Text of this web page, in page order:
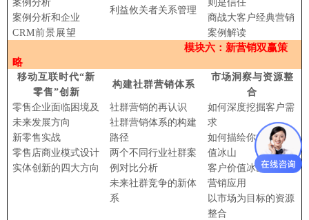
案例分析
案例分析和企业
CRM前景展望
利益攸关者关系管理
则是信任
商战大客户经典营销
案例解读
模块六：新营销双赢策
略
移动互联时代“新
零售”创新
构建社群营销体系
市场洞察与资源整
合
零售企业面临困境及
未来发展方向
新零售实战
零售店商业模式设计
实体创新的四大方向
社群营销的再认识
社群营销体系的构建
路径
两个不同行业社群案
例对比分析
未来社群竞争的新体
系
如何深度挖掘客户需
求
如何描绘你的客户价
值冰山
客户价值冰山的有效
营销应用
以市场为目标的资源
整合